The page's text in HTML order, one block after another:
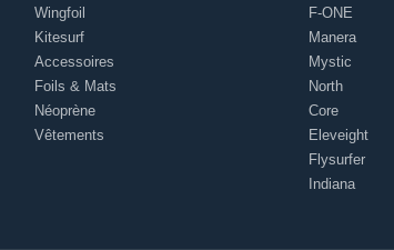
Wingfoil
Kitesurf
Accessoires
Foils & Mats
Néoprène
Vêtements
F-ONE
Manera
Mystic
North
Core
Eleveight
Flysurfer
Indiana